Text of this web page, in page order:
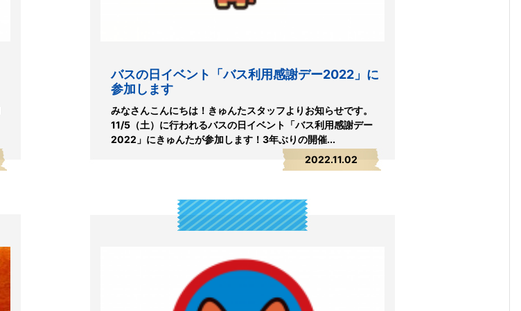
バスの日イベント「バス利用感謝デー2022」に
参加します
みなさんこんにちは！きゅんたスタッフよりお知らせです。
11/5（土）に行われるバスの日イベント「バス利用感謝デー
2022」にきゅんたが参加します！3年ぶりの開催...
2022.11.02